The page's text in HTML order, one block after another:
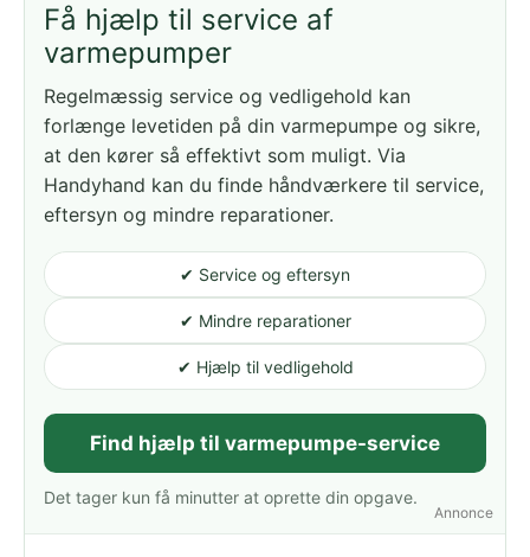
Annonce
Få hjælp til service af
varmepumper
Regelmæssig service og vedligehold kan
forlænge levetiden på din varmepumpe og sikre,
at den kører så effektivt som muligt. Via
Handyhand kan du finde håndværkere til service,
eftersyn og mindre reparationer.
✔ Service og eftersyn
✔ Mindre reparationer
✔ Hjælp til vedligehold
Find hjælp til varmepumpe-service
Det tager kun få minutter at oprette din opgave.